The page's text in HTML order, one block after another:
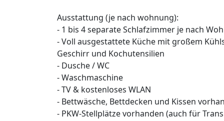
Ausstattung (je nach wohnung):
- 1 bis 4 separate Schlafzimmer je nach
- Voll ausgestattete Küche mit großem
Geschirr und Kochutensilien
- Dusche / WC
- Waschmaschine
- TV & kostenloses WLAN
- Bettwäsche, Bettdecken und Kissen
- PKW-Stellplätze vorhanden (auch für